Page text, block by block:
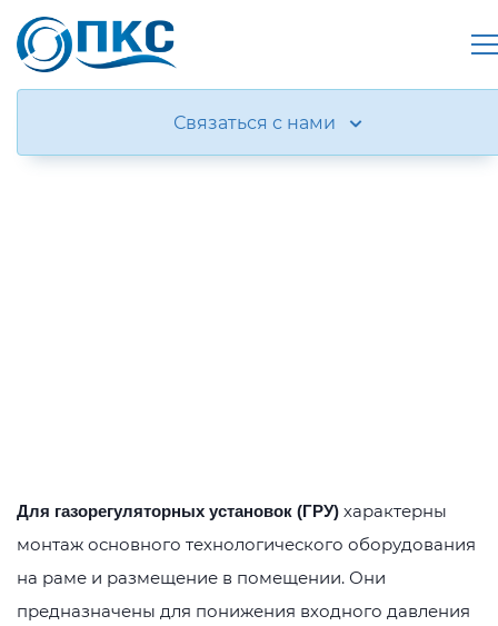
Связаться с нами
Для газорегуляторных установок (ГРУ) характерны
монтаж основного технологического оборудования
на раме и размещение в помещении. Они
предназначены для понижения входного давления